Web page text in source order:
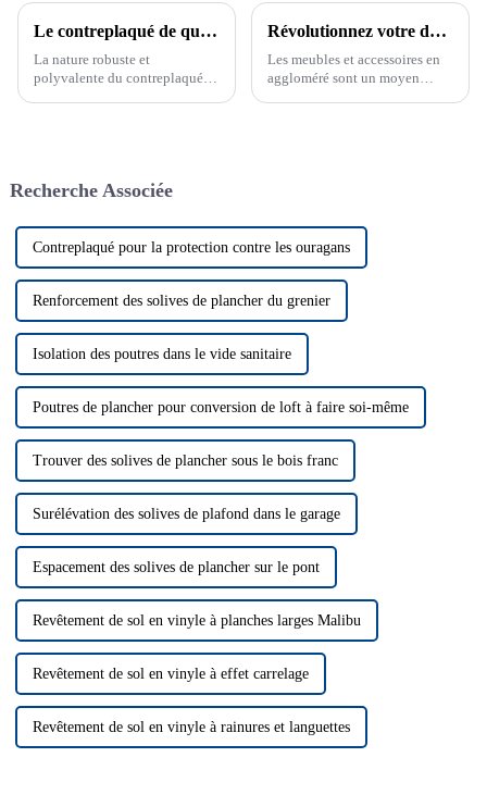
Le contreplaqué de qualité marine transforme l'industrie
La nature robuste et
polyvalente du contreplaqué
Révolutionnez votre décoration intérieure avec des meubles et des accessoires en aggloméré
Les meubles et accessoires en
aggloméré sont un moyen
Recherche Associée
Contreplaqué pour la protection contre les ouragans
Renforcement des solives de plancher du grenier
Isolation des poutres dans le vide sanitaire
Poutres de plancher pour conversion de loft à faire soi-même
Trouver des solives de plancher sous le bois franc
Surélévation des solives de plafond dans le garage
Espacement des solives de plancher sur le pont
Revêtement de sol en vinyle à planches larges Malibu
Revêtement de sol en vinyle à effet carrelage
Revêtement de sol en vinyle à rainures et languettes